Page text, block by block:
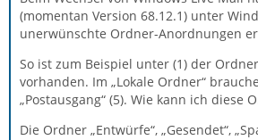
(momentan Version 68.12.1) unter
unerwünschte Ordner-Anordnungen
So ist zum Beispiel unter (1) der
vorhanden. Im „Lokale Ordner“
„Postausgang“ (5). Wie kann ich diese
Die Ordner „Entwürfe“, „Gesendet“,